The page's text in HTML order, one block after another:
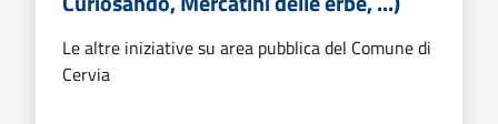
Le altre iniziative su area pubblica del Comune di
Cervia